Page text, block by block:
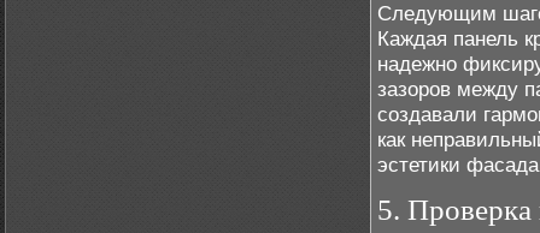
Следующим
Каждая панель
надежно
зазоров между
создавали
как
эстетики
5. Проверка